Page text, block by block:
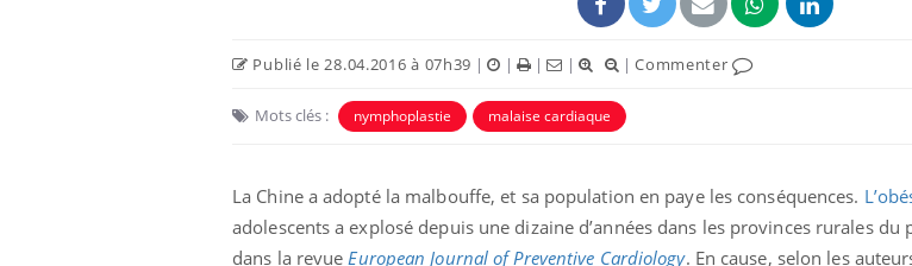
Publié le 28.04.2016 à 07h39 | | | | |Commenter
Mots clés : nymphoplastie malaise cardiaque
La Chine a adopté la malbouffe, et sa population en paye les conséquences.
adolescents a explosé depuis une dizaine d’années dans les provinces rurales
dans la revue European Journal of Preventive Cardiology. En cause, selon les